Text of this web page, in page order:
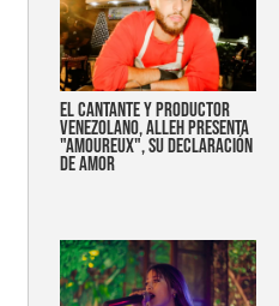
EL CANTANTE Y PRODUCTOR
VENEZOLANO, ALLEH PRESENTA
"AMOUREUX", SU DECLARACIÓN
DE AMOR